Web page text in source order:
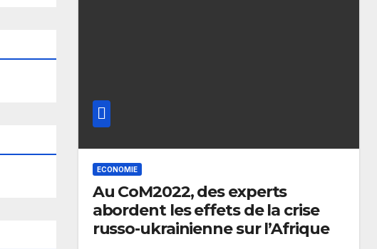
ECONOMIE
Au CoM2022, des experts
abordent les effets de la crise
russo-ukrainienne sur l’Afrique